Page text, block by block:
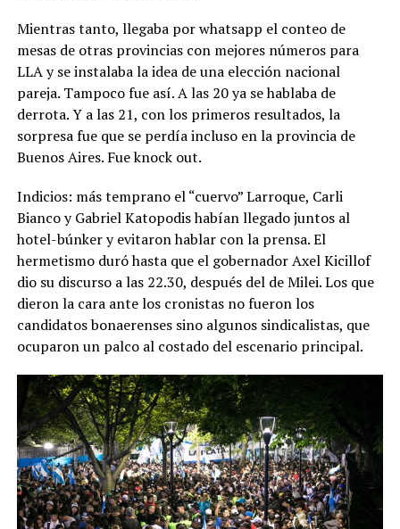
Mientras tanto, llegaba por whatsapp el conteo de
mesas de otras provincias con mejores números para
LLA y se instalaba la idea de una elección nacional
pareja. Tampoco fue así. A las 20 ya se hablaba de
derrota. Y a las 21, con los primeros resultados, la
sorpresa fue que se perdía incluso en la provincia de
Buenos Aires. Fue knock out.
Indicios: más temprano el “cuervo” Larroque, Carli
Bianco y Gabriel Katopodis habían llegado juntos al
hotel-búnker y evitaron hablar con la prensa. El
hermetismo duró hasta que el gobernador Axel Kicillof
dio su discurso a las 22.30, después del de Milei. Los que
dieron la cara ante los cronistas no fueron los
candidatos bonaerenses sino algunos sindicalistas, que
ocuparon un palco al costado del escenario principal.